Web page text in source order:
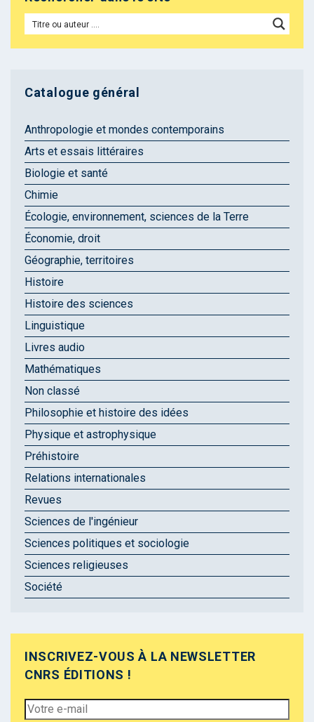
Catalogue général
Anthropologie et mondes contemporains
Arts et essais littéraires
Biologie et santé
Chimie
Écologie, environnement, sciences de la Terre
Économie, droit
Géographie, territoires
Histoire
Histoire des sciences
Linguistique
Livres audio
Mathématiques
Non classé
Philosophie et histoire des idées
Physique et astrophysique
Préhistoire
Relations internationales
Revues
Sciences de l'ingénieur
Sciences politiques et sociologie
Sciences religieuses
Société
INSCRIVEZ-VOUS À LA NEWSLETTER
CNRS ÉDITIONS !